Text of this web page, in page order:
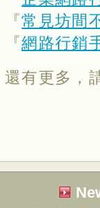
『常見坊間
『網路行銷
還有更多，